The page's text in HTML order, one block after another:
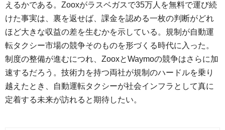
えるかである。Zooxがラスベガスで35万人を無料で運び続
けた事実は、裏を返せば、課金を認める一枚の判断がどれ
ほど大きな収益の差を生むかを示している。規制が自動運
転タクシー市場の競争そのものを形づくる時代に入った。
制度の整備が進むにつれ、ZooxとWaymoの競争はさらに加
速するだろう。技術力を持つ両社が規制のハードルを乗り
越えたとき、自動運転タクシーが社会インフラとして真に
定着する未来が訪れると期待したい。